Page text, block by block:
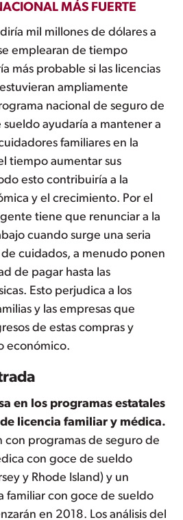
MÁS FUERTE
mil millones de dólares a
emplearan de tiempo
más probable si las licencias
ampliamente
nacional de seguro de
ayudaría a mantener a
familiares en la
tiempo aumentar sus
esto contribuiría a la
y el crecimiento. Por el
tiene que renunciar a la
cuando surge una seria
cuidados, a menudo ponen
de pagar hasta las
Esto perjudica a los
y las empresas que
de estas compras y
económico.
en los programas estatales
licencia familiar y médica.
con programas de seguro de
con goce de sueldo
y Rhode Island) y un
familiar con goce de sueldo
en 2018. Los análisis del